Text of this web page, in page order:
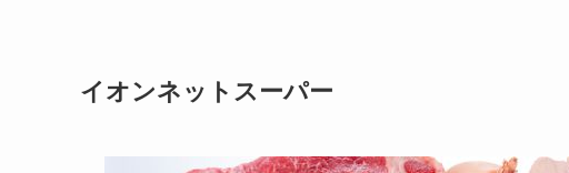
イオンネットスーパー